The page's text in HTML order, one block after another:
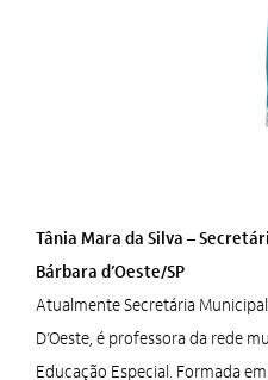
Tânia Mara da Silva –
Bárbara d’Oeste/SP
Atualmente Secretária
D’Oeste, é professora da rede
Educação Especial. Formada